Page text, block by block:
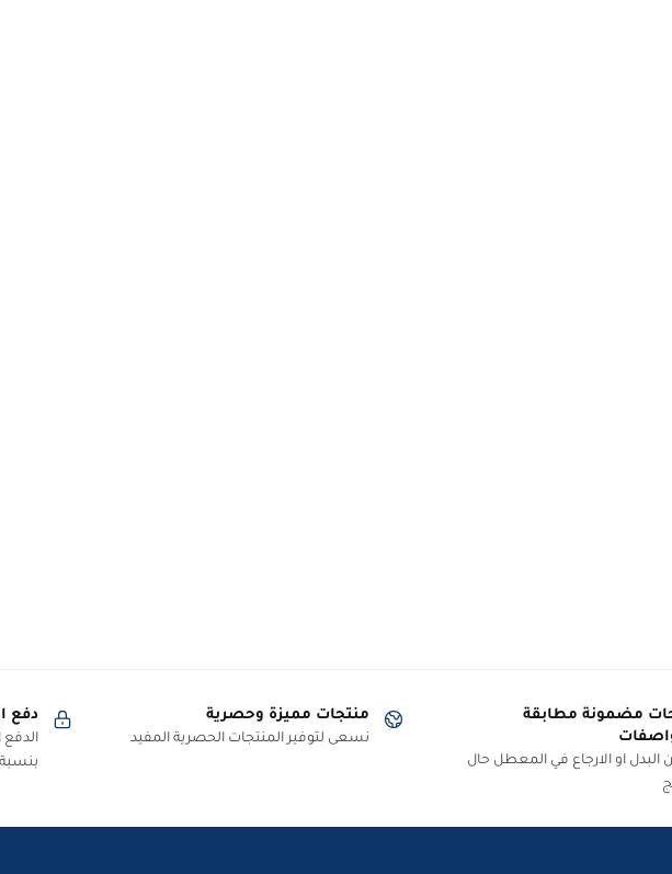
مضمونة مطابقة
البدل او الارجاع في المعطل حال
منتجات مميزة وحصرية
نسعى لتوفير المنتجات الحصرية المفيد
دفع
الدفع
بنسبة 60%